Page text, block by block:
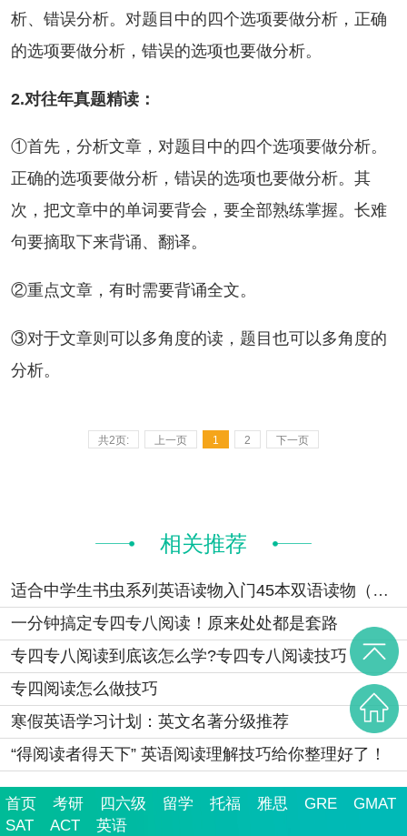
析、错误分析。对题目中的四个选项要做分析，正确
的选项要做分析，错误的选项也要做分析。
2.对往年真题精读：
先，分析文章，对题目中的四个选项要做分析。
正确的选项要做分析，错误的选项也要做分析。其
次，把文章中的单词要背会，要全部熟练掌握。长难
句要摘取下来背诵、翻译。
点文章，有时需要背诵全文。
于文章则可以多角度的读，题目也可以多角度的
分析。
共2页: 上一页 1 2 下一页
相关推荐
适合中学生书虫系列英语读物入门45本双语读物（可下载）
一分钟搞定专四专八阅读！原来处处都是套路
专四专八阅读到底该怎么学?专四专八阅读技巧
专四阅读怎么做技巧
寒假英语学习计划：英文名著分级推荐
“得阅读者得天下” 英语阅读理解技巧给你整理好了！
首页 考研 四六级 留学 托福 雅思 GRE
GMAT
SAT
ACT 英语